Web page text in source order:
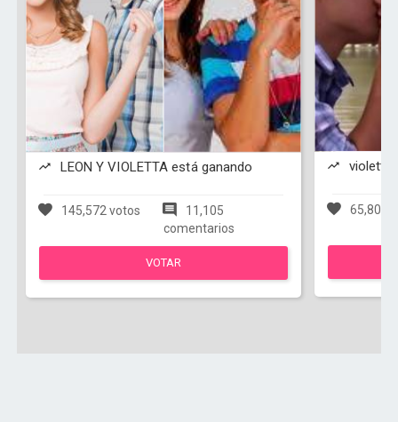
LEON Y VIOLETTA está ganando
145,572 votos
11,105
comentarios
VOTAR
violetta
65,803